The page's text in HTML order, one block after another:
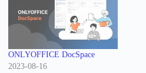
ONLYOFFICE DocSpace
2023-08-16